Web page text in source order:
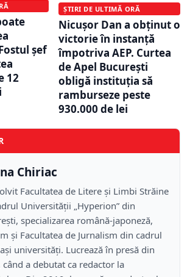
șef
12
ȘTIRI DE ULTIMĂ ORĂ
Nicușor Dan a obținut o
victorie în instanță
împotriva AEP. Curtea
de Apel București
obligă instituția să
ramburseze peste
930.000 de lei
Chiriac
Facultatea de Litere și Limbi Străine
Universității „Hyperion” din
specializarea română-japoneză,
și Facultatea de Jurnalism din cadrul
universități. Lucrează în presă din
când a debutat ca redactor la